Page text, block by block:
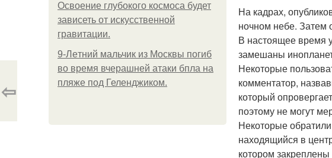
Освоение глубокого космоса будет
зависеть от искусственной
гравитации.
9-Лeтний мaльчик из Москвы погиб
во время вчерашней атаки бпла на
пляже под Геленджиком.
На кадрах,
ночном небе. Затем
В настоящее время
замешаны
Некоторые
комментатор,
который
поэтому не могут
Некоторые
находящийся в
котором
⇦